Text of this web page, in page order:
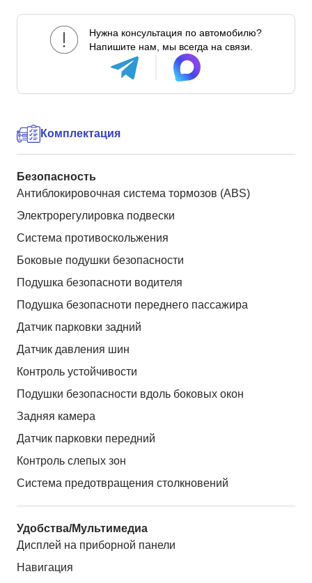
Нужна консультация по автомобилю?
Напишите нам, мы всегда на связи.
Комплектация
Безопасность
Антиблокировочная система тормозов (ABS)
Электрорегулировка подвески
Система противоскольжения
Боковые подушки безопасности
Подушка безопасноти водителя
Подушка безопасноти переднего пассажира
Датчик парковки задний
Датчик давления шин
Контроль устойчивости
Подушки безопасности вдоль боковых окон
Задняя камера
Датчик парковки передний
Контроль слепых зон
Система предотвращения столкновений
Удобства/Мультимедиа
Дисплей на приборной панели
Навигация